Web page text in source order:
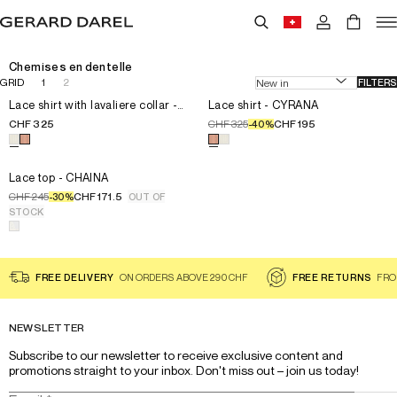
Chemises en dentelle
GRID 1 2 FILTERS
Choisissez la taille pour le produit Lace shirt with lavaliere collar
34
36
38
44
46
Lace shirt with lavaliere collar -
CHF 325
Choisissez une couleur pour le produit
Choisissez la taille pour le
34
36
38
Lace shirt - CYRANA
CHF 325-40%CHF 195
Choisissez une couleur pour
Choisissez la taille pour le produit
36
38
40
42
Lace top - CHAINA
CHF 245-30%CHF 171.5
OUT OF
STOCK
Choisissez une couleur pour le produit
FREE DELIVERY ON ORDERS ABOVE 290 CHF FREE RETURNS
NEWSLETTER
Subscribe to our newsletter to receive exclusive content and
promotions straight to your inbox. Don't miss out – join us today!